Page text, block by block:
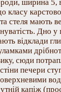
ширина 5,
класу
стеля мають
Дно у
відклади
сюди
печери
капіж